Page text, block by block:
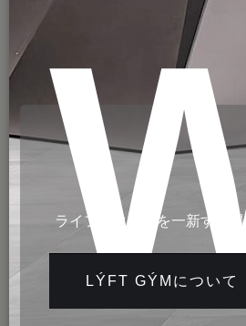
ライフスタイルを一新する
LÝFT GÝMについて